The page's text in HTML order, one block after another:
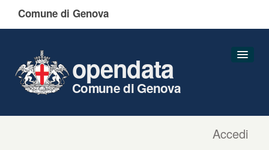
Comune di Genova
Accedi
opendata
Comune di Genova